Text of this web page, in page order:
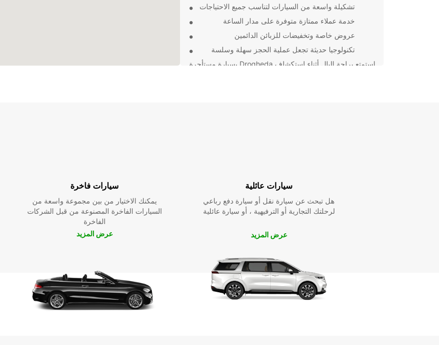
تشكيلة واسعة من السيارات لتناسب جميع الاحتياجات
خدمة عملاء ممتازة متوفرة على مدار الساعة
عروض خاصة وتخفيضات للزبائن الدائمين
تكنولوجيا حديثة تجعل عملية الحجز سهلة وسلسة
استمتع براحة البال أثناء استكشاف Drogheda بسيارة مستأجرة
سيارات فاخرة
يمكنك الاختيار من بين مجموعة واسعة من
السيارات الفاخرة المصنوعة من قبل الشركات
الفاخرة
عرض المزيد
سيارات عائلية
هل تبحث عن سيارة نقل أو سيارة دفع رباعي
لرحلتك التجارية أو الترفيهية ، أو سيارة عائلية
عرض المزيد